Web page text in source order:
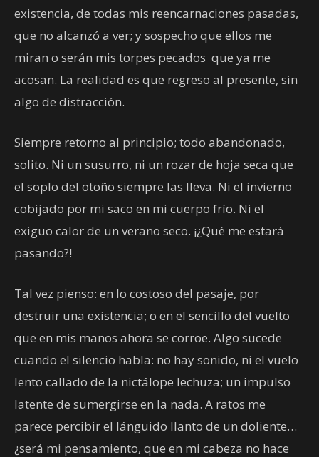
existencia, de todas mis reencarnaciones pasadas,
que no alcanzó a ver; y sospecho que ellos me
miran o serán mis torpes pecados que ya me
acosan. La realidad es que regreso al presente, sin
algo de distracción.
Siempre retorno al principio; todo abandonado,
solito. Ni un susurro, ni un rozar de hoja seca que
el soplo del otoño siempre las lleva. Ni el invierno
cobijado por mi saco en mi cuerpo frío. Ni el
exiguo calor de un verano seco. ¡¿Qué me estará
pasando?!
Tal vez pienso: en lo costoso del pasaje, por
destruir una existencia; o en el sencillo del vuelto
que en mis manos ahora se corroe. Algo sucede
cuando el silencio habla: no hay sonido, ni el vuelo
lento callado de la nictálope lechuza; un impulso
latente de sumergirse en la nada. A ratos me
parece percibir el lánguido llanto de un doliente…
¿será mi pensamiento, que en mi cabeza no hace